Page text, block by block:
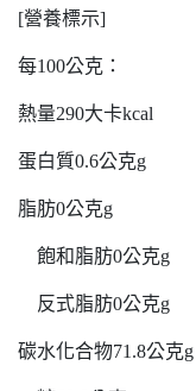
[營養標示]
每100公克：
熱量290大卡kcal
蛋白質0.6公克g
脂肪0公克g
飽和脂肪0公克g
反式脂肪0公克g
碳水化合物71.8公克g